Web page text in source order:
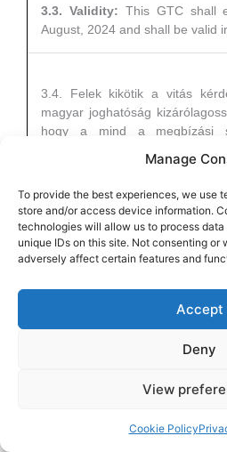
Manage
To provide the best experiences, we use
store and/or access device information.
technologies will allow us to process
unique IDs on this site. Not consenting or
adversely affect certain features and
Accept
Deny
View
Cookie Policy
3.3. Validity: This GTC shall
August, 2024 and shall be valid
3.4. Felek kikötik a vitás
magyar joghatóság
hogy a mind a megbízási
3.4. The parties agree to the
Hungarian law for any disputed
is stipulated that both the
Hungarian law.
A Megbízó
Megbízott engedélyével
tudomásul veszi, hogy a
vagy elérhetőségének